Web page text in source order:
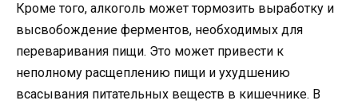
Кроме того, алкоголь может тормозить выработку и
высвобождение ферментов, необходимых для
переваривания пищи. Это может привести к
неполному расщеплению пищи и ухудшению
всасывания питательных веществ в кишечнике. В